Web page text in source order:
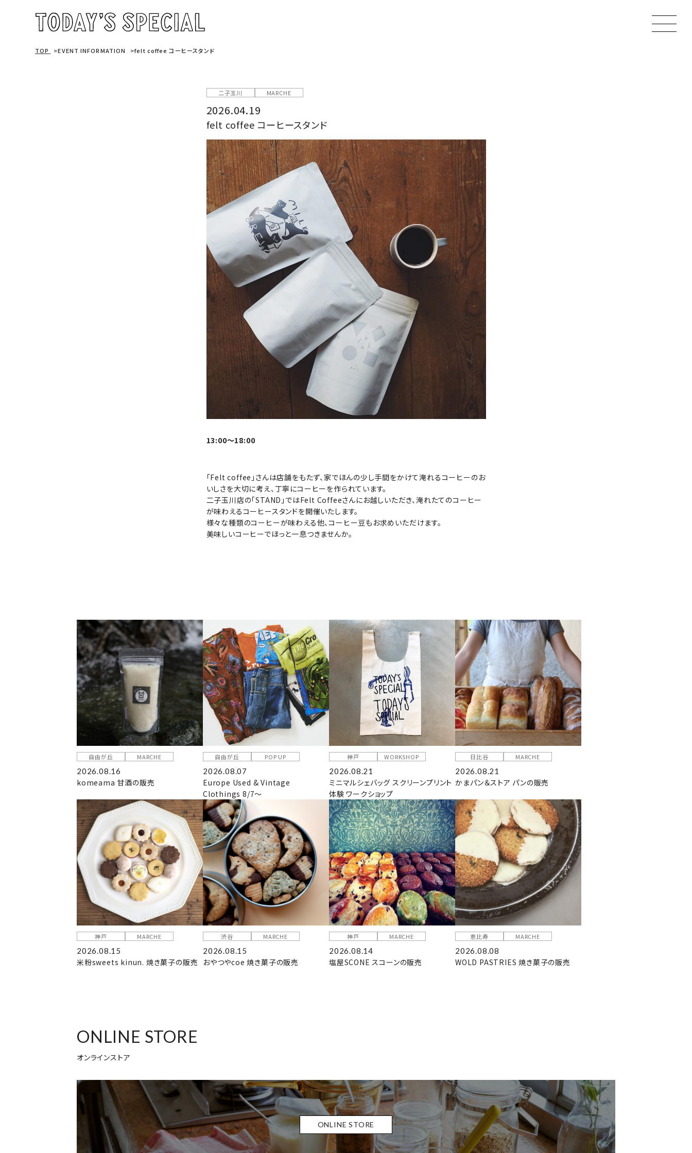
TOP EVENT INFORMATION felt coffee コーヒースタンド
二子玉川 MARCHE
2026.04.19
felt coffee コーヒースタンド
13:00～18:00
「Felt coffee」さんは店舗をもたず、家でほんの少し手間をかけて淹れるコーヒーのお
いしさを大切に考え、丁寧にコーヒーを作られています。
二子玉川店の「STAND」ではFelt Coffeeさんにお越しいただき、淹れたてのコーヒー
が味わえるコーヒースタンドを開催いたします。
様々な種類のコーヒーが味わえる他、コーヒー豆もお求めいただけます。
美味しいコーヒーでほっと一息つきませんか。
自由が丘 MARCHE
2026.08.16
komeama 甘酒の販売
自由が丘 POP UP
2026.08.07
Europe Used & Vintage
Clothings 8/7～
神戸 WORKSHOP
2026.08.21
ミニマルシェバッグ スクリーンプリント
体験 ワークショップ
日比谷 MARCHE
2026.08.21
かまパン＆ストア パンの販売
神戸 MARCHE
2026.08.15
米粉sweets kinun. 焼き菓子の販売
渋谷 MARCHE
2026.08.15
おやつやcoe 焼き菓子の販売
神戸 MARCHE
2026.08.14
塩屋SCONE スコーンの販売
恵比寿 MARCHE
2026.08.08
WOLD PASTRIES 焼き菓子の販売
ONLINE STORE
オンラインストア
ONLINE STORE